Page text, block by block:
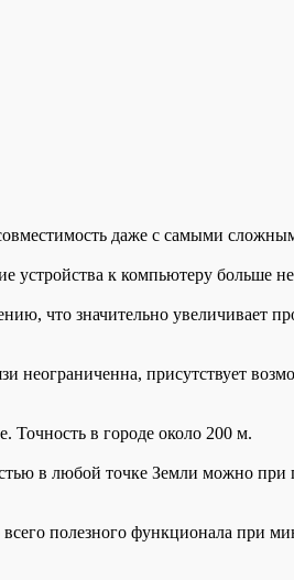
даже с самыми
к компьютеру больше не
что значительно увеличивает
неограниченна, присутствует
Точность в городе около 200 м.
в любой точке Земли можно
полезного функционала при